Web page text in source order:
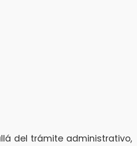
del trámite administrativo,